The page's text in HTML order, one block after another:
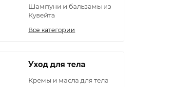
Шампуни и бальзамы из
Кувейта
Все категории
Уход для тела
Кремы и масла для тела